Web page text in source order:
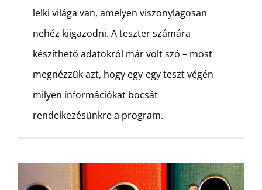
lelki világa van, amelyen viszonylagosan
nehéz kiigazodni. A teszter számára
készíthető adatokról már volt szó – most
megnézzük azt, hogy egy-egy teszt végén
milyen információkat bocsát
rendelkezésünkre a program.